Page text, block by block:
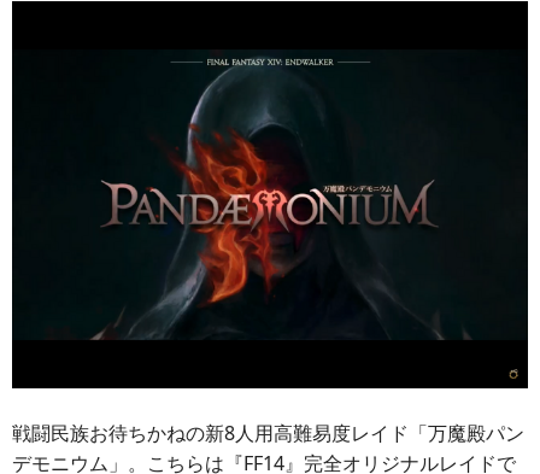
戦闘民族お待ちかねの新8人用高難易度レイド「万魔殿パン
デモニウム」。こちらは『FF14』完全オリジナルレイドで